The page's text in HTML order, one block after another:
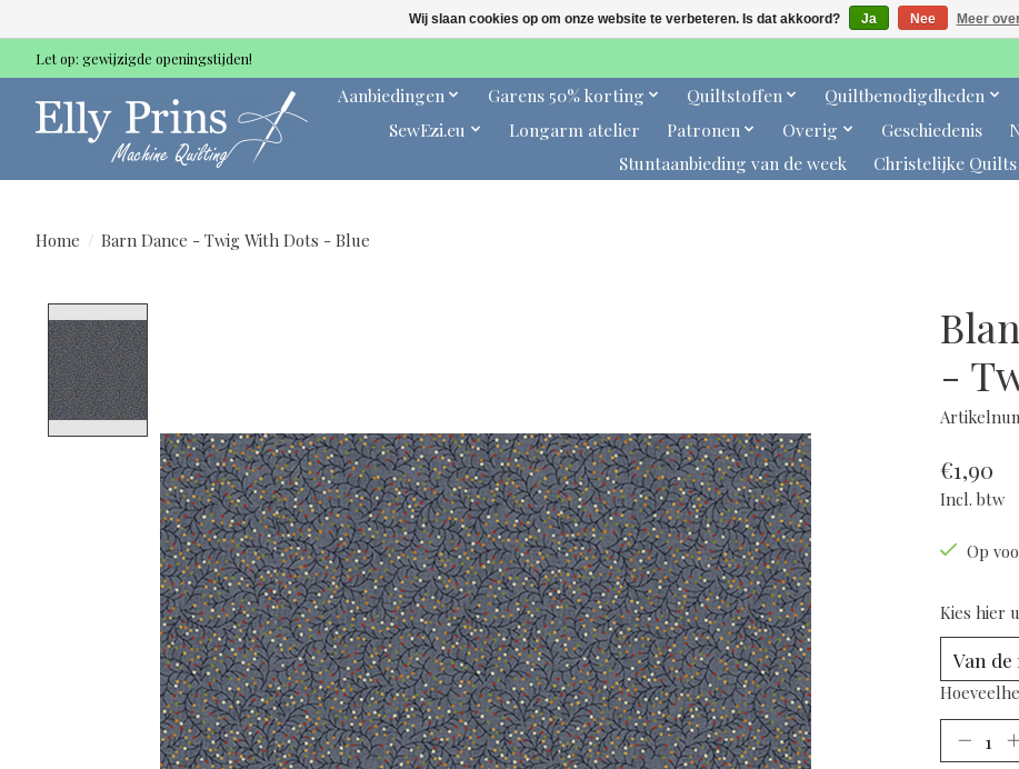
Let op: gewijzigde openingstijden!
Aanbiedingen Garens 50% korting Quiltstoffen Quiltbenodigdheden
SewEzi.eu
Longarm atelier Patronen Overig Geschiedenis
Stuntaanbieding van de week
Christelijke Quilts
Home / Barn Dance - Twig With Dots - Blue
-
€1,90
Incl. btw
Op
Kies hier
Wij slaan cookies op om onze website te verbeteren. Is dat akkoord? Ja Nee Meer